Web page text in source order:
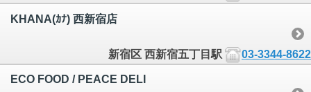
KHANA(ｶﾅ) 西新宿店
新宿区 西新宿五丁目駅 03-3344-8622
ECO FOOD / PEACE DELI